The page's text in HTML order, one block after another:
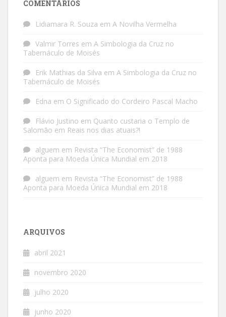
COMENTÁRIOS
Lidiamara R. Souza em A Novilha Vermelha
Valmir Torres em A Simbologia da Cruz no
Tabernáculo de Moisés
Erik Mathias da Silva em A Simbologia da Cruz no
Tabernáculo de Moisés
Edna em O Significado do Cordeiro Pascal Macho
Flávio Justino em Quanto custaria o Templo de
Salomão em Reais nos dias atuais?!
alguem em Revista “The Economist” de 1988
Aponta para Moeda Única Mundial em 2018
alguem em Revista “The Economist” de 1988
Aponta para Moeda Única Mundial em 2018
ARQUIVOS
abril 2021
novembro 2020
julho 2020
junho 2020